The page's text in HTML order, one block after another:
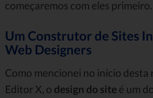
começaremos com eles primeiro.
Um Construtor de Sites
Web Designers
Como mencionei no início desta
Editor X, o design do site é um